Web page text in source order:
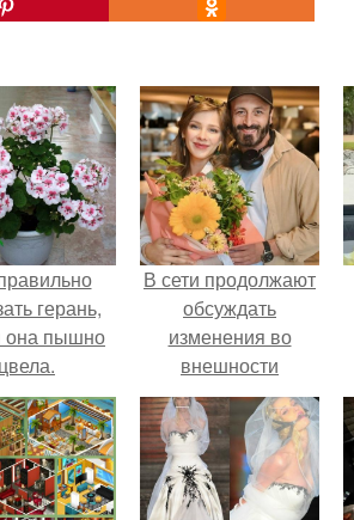
герань,
она пышно
цвела.
В сети продолжают
обсуждать
изменения во
внешности
актрисы.